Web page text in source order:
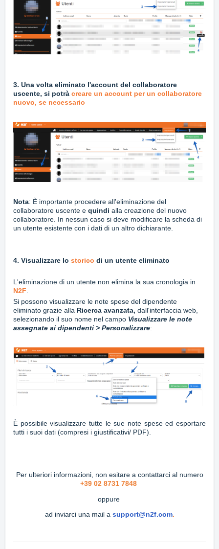
3. Una volta eliminato l'account del collaboratore
uscente, si potrà creare un account per un collaboratore
nuovo, se necessario
Nota: È importante procedere all'eliminazione del
collaboratore uscente e quindi alla creazione del nuovo
collaboratore. In nessun caso si deve modificare la scheda di
un utente esistente con i dati di un altro dichiarante.
4. Visualizzare lo storico di un utente eliminato
L'eliminazione di un utente non elimina la sua cronologia in
N2F
Si possono visualizzare le note spese del dipendente
eliminato grazie alla Ricerca avanzata, dall'interfaccia web,
selezionando il suo nome nel campo Visualizzare le note
assegnate ai dipendenti > Personalizzare:
È possibile visualizzare tutte le sue note spese ed esportare
tutti i suoi dati (compresi i giustificativi/ PDF).
Per ulteriori informazioni, non esitare a contattarci al numero
+39 02 8731 7848
oppure
ad inviarci una mail a support@n2f.com.